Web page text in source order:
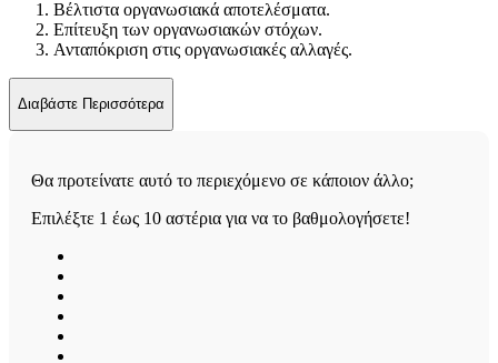
Βέλτιστα οργανωσιακά αποτελέσματα.
Επίτευξη των οργανωσιακών στόχων.
Ανταπόκριση στις οργανωσιακές αλλαγές.
Διαβάστε Περισσότερα
Θα προτείνατε αυτό το περιεχόμενο σε κάποιον άλλο;
Επιλέξτε 1 έως 10 αστέρια για να το βαθμολογήσετε!